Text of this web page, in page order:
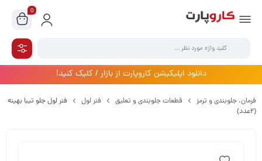
0
دانلود اپلیکیشن کاروپارت از بازار / کلیک کنید!
فرمان،‌ جلوبندی و ترمز قطعات جلوبندی و تعلیق فنر لول
فنر لول جلو تیبا بهینه
(2عدد)